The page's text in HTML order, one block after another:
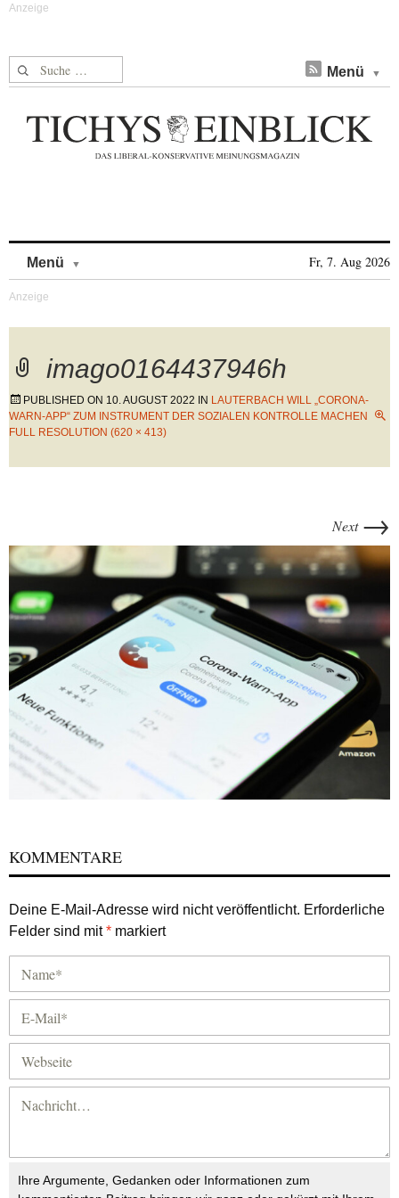
Suche nach: Menü
Menü Fr, 7. Aug 2026
imago0164437946h
PUBLISHED ON 10. AUGUST 2022 IN LAUTERBACH WILL „CORONA-
WARN-APP“ ZUM INSTRUMENT DER SOZIALEN KONTROLLE MACHEN
FULL RESOLUTION (620 × 413)
Next →
KOMMENTARE
Deine E-Mail-Adresse wird nicht veröffentlicht. Erforderliche
Felder sind mit* markiert
Ihre Argumente, Gedanken oder Informationen zum